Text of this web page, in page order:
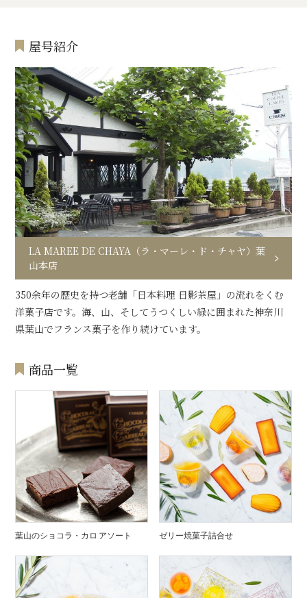
屋号紹介
LA MAREE DE CHAYA（ラ・マーレ・ド・チャヤ）葉
山本店
350余年の歴史を持つ老舗「日本料理 日影茶屋」の流れをくむ
洋菓子店です。海、山、そしてうつくしい緑に囲まれた神奈川
県葉山でフランス菓子を作り続けています。
商品一覧
葉山のショコラ・カロ アソート ゼリー焼菓子詰合せ